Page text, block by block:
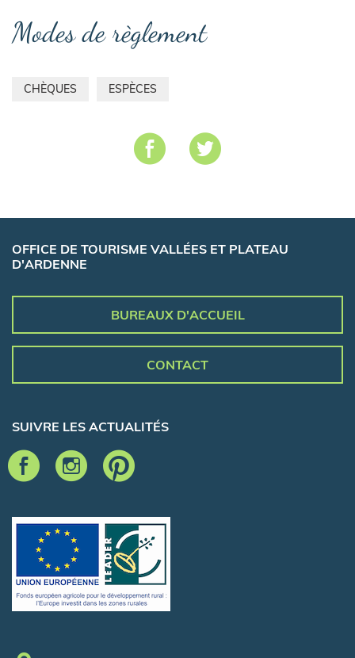
Modes de règlement
CHÈQUES ESPÈCES
OFFICE DE TOURISME VALLÉES ET PLATEAU
D'ARDENNE
BUREAUX D'ACCUEIL
CONTACT
SUIVRE LES ACTUALITÉS